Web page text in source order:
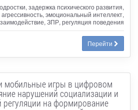
задержка психического развития,
агрессивность, эмоциональный интеллект,
ЗПР, регуляция поведения
Перейти
мобильные игры в цифровом
нарушений социализации и
на формирование